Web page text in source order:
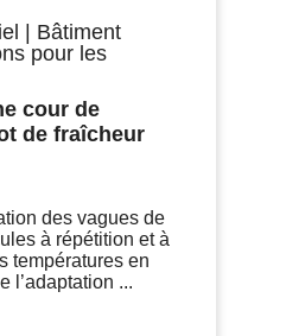
Bâtiment
pour les
cour de
de fraîcheur
des vagues de
à répétition et à
températures en
l’adaptation ...